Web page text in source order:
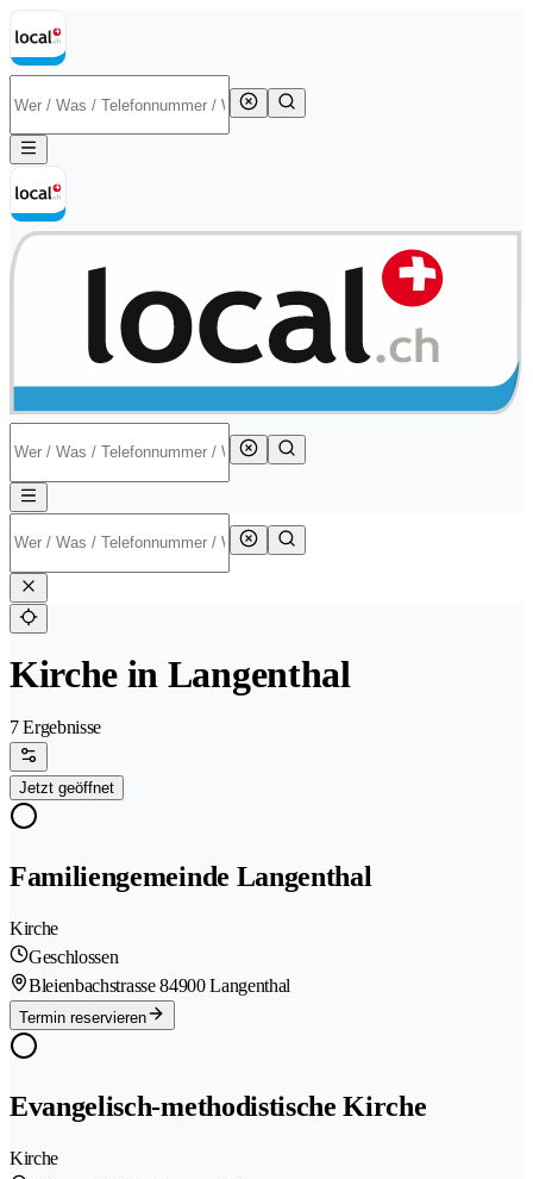
Kirche in Langenthal
7 Ergebnisse
Jetzt geöffnet
Familiengemeinde Langenthal
Kirche
Geschlossen
Bleienbachstrasse 84900 Langenthal
Termin reservieren
Evangelisch-methodistische Kirche
Kirche